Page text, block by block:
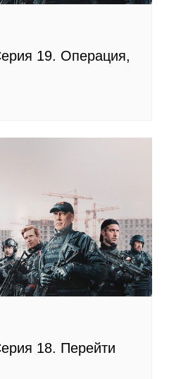
19. Операция,
18. Перейти